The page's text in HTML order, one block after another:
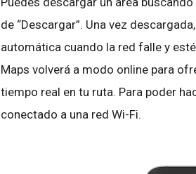
de “Descargar”. Una vez
automática cuando la red falle y
Maps volverá a modo online para
tiempo real en tu ruta. Para poder
conectado a una red Wi-Fi.